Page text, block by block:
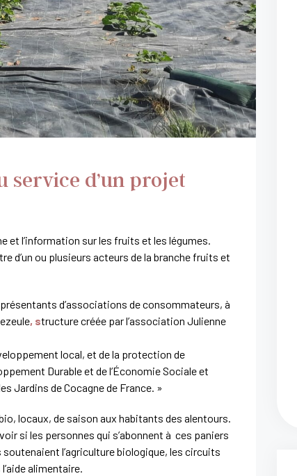
service d’un projet
et l’information sur les fruits et les légumes.
d’un ou plusieurs acteurs de la branche fruits et
d’associations de consommateurs, à
, structure créée par l’association Julienne
local, et de la protection de
Durable et de l’Économie Sociale et
Jardins de Cocagne de France. »
locaux, de saison aux habitants des alentours.
si les personnes qui s’abonnent à ces paniers
l’agriculture biologique, les circuits
alimentaire.